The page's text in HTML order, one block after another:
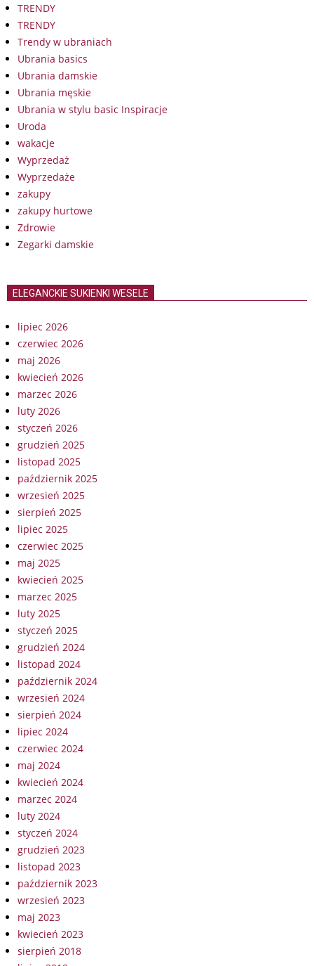
TRENDY
TRENDY
Trendy w ubraniach
Ubrania basics
Ubrania damskie
Ubrania męskie
Ubrania w stylu basic Inspiracje
Uroda
wakacje
Wyprzedaż
Wyprzedaże
zakupy
zakupy hurtowe
Zdrowie
Zegarki damskie
ELEGANCKIE SUKIENKI WESELE
lipiec 2026
czerwiec 2026
maj 2026
kwiecień 2026
marzec 2026
luty 2026
styczeń 2026
grudzień 2025
listopad 2025
październik 2025
wrzesień 2025
sierpień 2025
lipiec 2025
czerwiec 2025
maj 2025
kwiecień 2025
marzec 2025
luty 2025
styczeń 2025
grudzień 2024
listopad 2024
październik 2024
wrzesień 2024
sierpień 2024
lipiec 2024
czerwiec 2024
maj 2024
kwiecień 2024
marzec 2024
luty 2024
styczeń 2024
grudzień 2023
listopad 2023
październik 2023
wrzesień 2023
maj 2023
kwiecień 2023
sierpień 2018